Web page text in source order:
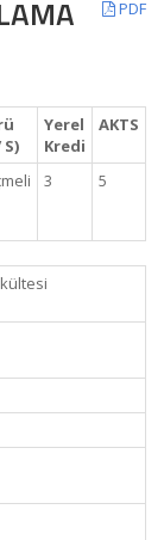
PDF
S)
Yerel
Kredi
AKTS
3 5